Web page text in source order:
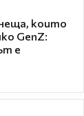
които
GenZ:
е